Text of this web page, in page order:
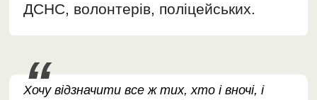
ДСНС, волонтерів, поліцейських.
Хочу відзначити все ж тих, хто і вночі, і